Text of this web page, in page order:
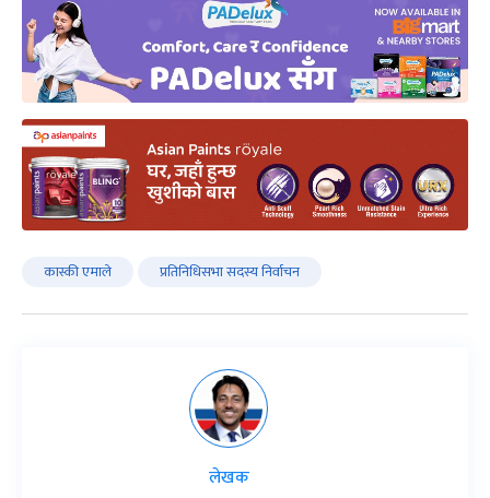
कास्की एमाले प्रतिनिधिसभा सदस्य निर्वाचन
लेखक